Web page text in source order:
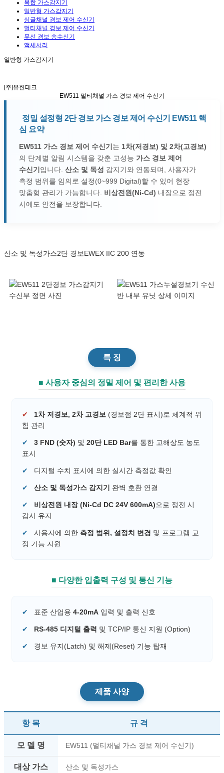
복합 가스감지기
일반형 가스감지기
싱글채널 경보 제어 수신기
멀티채널 경보 제어 수신기
무선 경보 송수신기
액세서리
일반형 가스감지기
[주]유한테크
EW511 멀티채널 가스 경보 제어 수신기
정밀 설정형 2단 경보 가스 경보 제어 수신기 EW511 핵
심 요약
EW511 가스 경보 제어 수신기 는 1차(저경보) 및 2차(고경보)
의 단계별 알림 시스템을 갖춘 고성능 가스 경보 제어
수신기 입니다. 산소 및 독성 감지기와 연동되며, 사용자가
측정 범위를 임의로 설정(0~999 Digital)할 수 있어 현장
맞춤형 관리가 가능합니다. 비상전원(Ni-Cd) 내장으로 정전
시에도 안전을 보장합니다.
산소 및 독성가스2단 경보EWEX IIC 200 연동
특 징
■ 사용자 중심의 정밀 제어 및 편리한 사용
✔ 1차 저경보, 2차 고경보 (경보점 2단 표시)로 체계적 위
험 관리
✔ 3 FND (숫자) 및 20단 LED Bar를 통한 고해상도 농도
표시
✔ 디지털 수치 표시에 의한 실시간 측정값 확인
✔ 산소 및 독성가스 감지기 완벽 호환 연결
✔ 비상전원 내장 (Ni-Cd DC 24V 600mA)으로 정전 시
감시 유지
✔ 사용자에 의한 측정 범위, 설정치 변경 및 프로그램 교
정 기능 지원
■ 다양한 입출력 구성 및 통신 기능
✔ 표준 산업용 4-20mA 입력 및 출력 신호
✔ RS-485 디지털 출력 및 TCP/IP 통신 지원 (Option)
✔ 경보 유지(Latch) 및 해제(Reset) 기능 탑재
제품 사양
항 목 규 격
모 델 명 EW511 (멀티채널 가스 경보 제어 수신기)
대상 가스 산소 및 독성가스